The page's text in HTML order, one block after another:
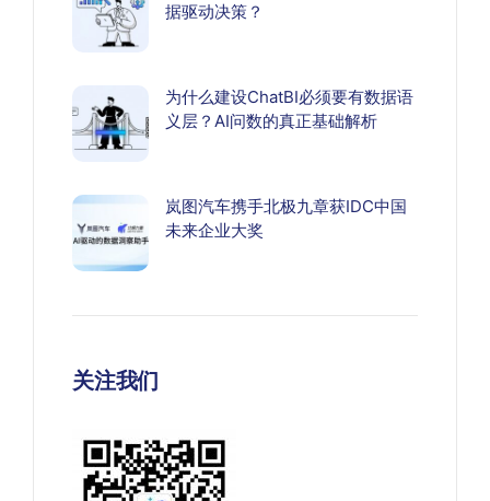
据驱动决策？
为什么建设ChatBI必须要有数据语
义层？AI问数的真正基础解析
岚图汽车携手北极九章获IDC中国
未来企业大奖
关注我们